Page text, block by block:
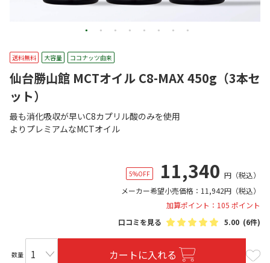
送料無料 大容量 ココナッツ由来
仙台勝山館 MCTオイル C8-MAX 450g（3本セ
ット）
最も消化吸収が早いC8カプリル酸のみを使用
よりプレミアムなMCTオイル
5%OFF 11,340 円 （税込）
メーカー希望小売価格： 11,942円 （税込）
加算ポイント：105 ポイント
口コミを見る
5.00 (6件)
数量 カートに入れる